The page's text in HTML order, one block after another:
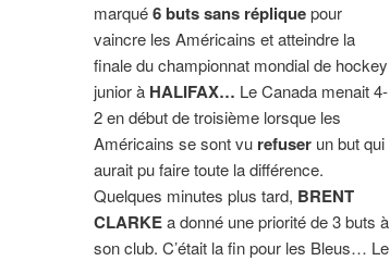
marqué6buts sans répliquepour
vaincre les Américains et atteindre la
finale du championnat mondial de hockey
junior à HALIFAX… Le Canada menait 4-
2 en début de troisième lorsque les
Américains se sont vu refuser un but qui
aurait pu faire toute la différence.
Quelques minutes plus tard, BRENT
CLARKEa donné une priorité de 3 buts à
son club. C’était la fin pour les Bleus… Le